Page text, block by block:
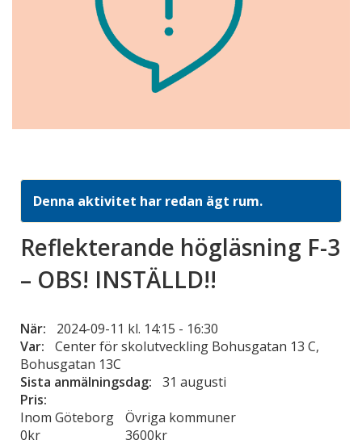
Denna aktivitet har redan ägt rum.
Reflekterande högläsning F-3
– OBS! INSTÄLLD!!
När: 2024-09-11 kl. 14:15 - 16:30
Var:
Center för skolutveckling Bohusgatan 13 C,
Bohusgatan 13C
Sista anmälningsdag:
31 augusti
Pris:
Inom Göteborg
0kr
Övriga kommuner
3600kr